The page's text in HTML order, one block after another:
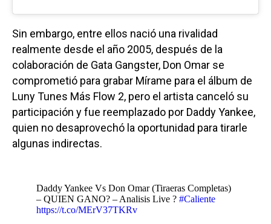
Sin embargo, entre ellos nació una rivalidad
realmente desde el año 2005, después de la
colaboración de Gata Gangster, Don Omar se
comprometió para grabar Mírame para el álbum de
Luny Tunes Más Flow 2, pero el artista canceló su
participación y fue reemplazado por Daddy Yankee,
quien no desaprovechó la oportunidad para tirarle
algunas indirectas.
Daddy Yankee Vs Don Omar (Tiraeras Completas)
– QUIEN GANO? – Analisis Live ? #Caliente
https://t.co/MErV37TKRv